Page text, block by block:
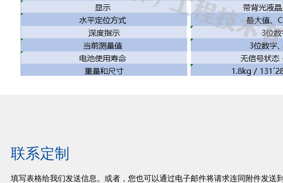
联系定制
填写表格给我们发送信息。或者，您也可以通过电子邮件将请求连同附件发送到